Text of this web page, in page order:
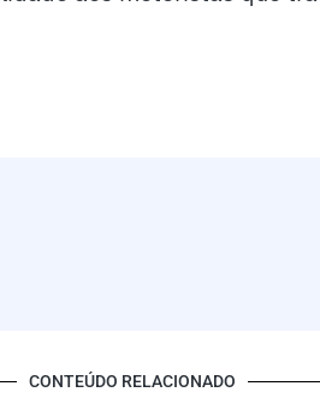
CONTEÚDO RELACIONADO